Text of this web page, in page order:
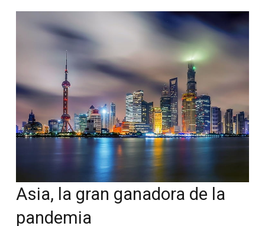
Asia, la gran ganadora de la
pandemia